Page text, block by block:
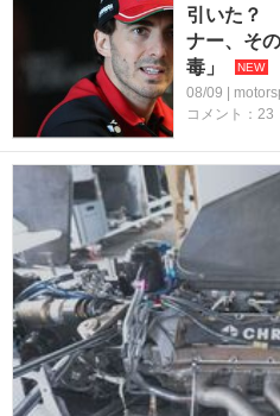
引いた？
ナー、そ
毒」
08/09 |
コメント：23